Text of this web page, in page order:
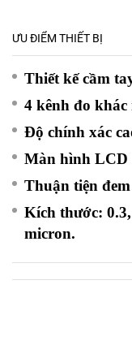
ƯU ĐIỂM THIẾT BỊ
Thiết kế cầm
4 kênh đo khác
Độ chính xác
Màn hình LCD
Thuận tiện
Kích thước: 0.3,
micron.